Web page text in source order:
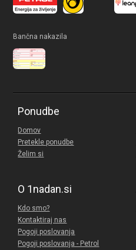
Bančna nakazila
Ponudbe
Domov
Pretekle ponudbe
Želim si
O 1nadan.si
Kdo smo?
Kontaktiraj nas
Pogoji poslovanja
Pogoji poslovanja - Petrol